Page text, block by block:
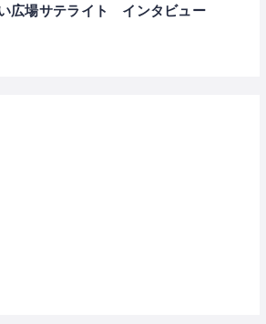
広場サテライト インタビュー